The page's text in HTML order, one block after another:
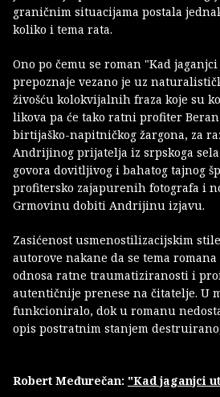
graničnim situacijama postala
koliko i tema rata.
Ono po čemu se roman "Kad
prepoznaje vezano je uz
živošću kolokvijalnih fraza koje su
likova pa će tako ratni profiter
birtijaško-napitničkog žargona, za
Andrijinog prijatelja iz srpskoga sela
govora dovitljivog i bahatog tajnog
profitersko zajapurenih fotografa i
Grmovinu dobiti Andrijinu izjavu.
Zasićenost usmenostilizacijskim
autorove nakane da se tema
odnosa ratne traumatiziranosti i
autentičnije prenese na čitatelje. U
funkcioniralo, dok u romanu
opis postratnim stanjem
Robert Međurečan: "Kad jaganjci